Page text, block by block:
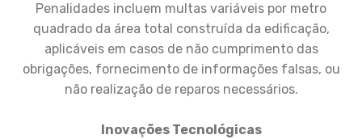
Penalidades incluem multas variáveis por metro
quadrado da área total construída da edificação,
aplicáveis em casos de não cumprimento das
obrigações, fornecimento de informações falsas, ou
não realização de reparos necessários.
Inovações Tecnológicas